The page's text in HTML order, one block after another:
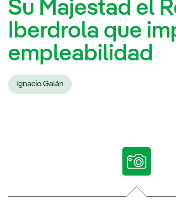
el submenú para Nuestras voces
el submenú para Multimedia
Su Majestad el
Iberdrola que
empleabilidad
Ignacio Galán